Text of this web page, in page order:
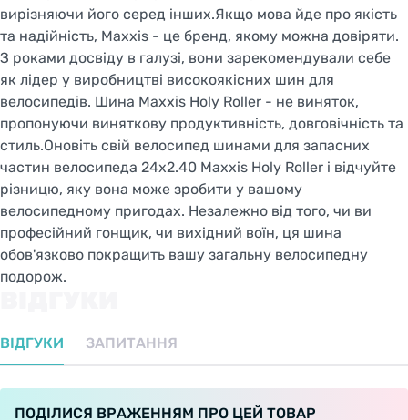
вирізняючи його серед інших.Якщо мова йде про якість
та надійність, Maxxis - це бренд, якому можна довіряти.
З роками досвіду в галузі, вони зарекомендували себе
як лідер у виробництві високоякісних шин для
велосипедів. Шина Maxxis Holy Roller - не виняток,
пропонуючи виняткову продуктивність, довговічність та
стиль.Оновіть свій велосипед шинами для запасних
частин велосипеда 24x2.40 Maxxis Holy Roller і відчуйте
різницю, яку вона може зробити у вашому
велосипедному пригодах. Незалежно від того, чи ви
професійний гонщик, чи вихідний воїн, ця шина
обов'язково покращить вашу загальну велосипедну
подорож.
ВІДГУКИ ЗАПИТАННЯ
ПОДІЛИСЯ ВРАЖЕННЯМ ПРО ЦЕЙ ТОВАР